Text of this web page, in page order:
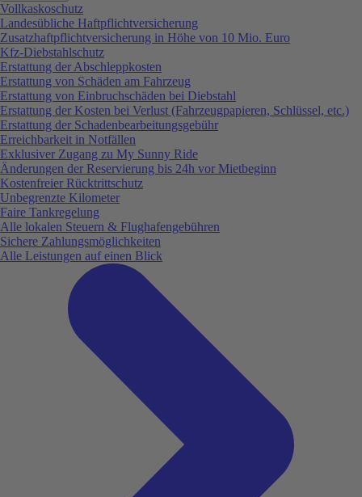
Vollkaskoschutz
Landesübliche Haftpflichtversicherung
Zusatzhaftpflichtversicherung in Höhe von 10 Mio. Euro
Kfz-Diebstahlschutz
Erstattung der Abschleppkosten
Erstattung von Schäden am Fahrzeug
Erstattung von Einbruchschäden bei Diebstahl
Erstattung der Kosten bei Verlust (Fahrzeugpapieren, Schlüssel, etc.)
Erstattung der Schadenbearbeitungsgebühr
Erreichbarkeit in Notfällen
Exklusiver Zugang zu My Sunny Ride
Änderungen der Reservierung bis 24h vor Mietbeginn
Kostenfreier Rücktrittschutz
Unbegrenzte Kilometer
Faire Tankregelung
Alle lokalen Steuern & Flughafengebühren
Sichere Zahlungsmöglichkeiten
Alle Leistungen auf einen Blick